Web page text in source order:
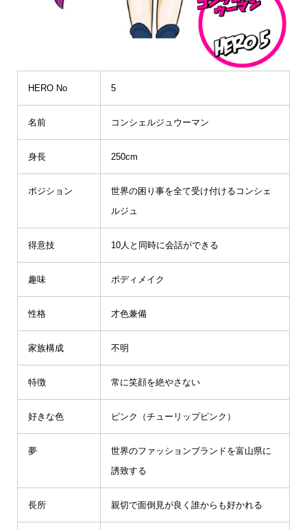
HERO No 5
名前 コンシェルジュウーマン
身長 250cm
ポジション
世界の困り事を全て受け付けるコンシェ
ルジュ
得意技 10人と同時に会話ができる
趣味 ボディメイク
性格 才色兼備
家族構成 不明
特徴 常に笑顔を絶やさない
好きな色 ピンク（チューリップピンク）
夢
世界のファッションブランドを富山県に
誘致する
長所 親切で面倒見が良く誰からも好かれる